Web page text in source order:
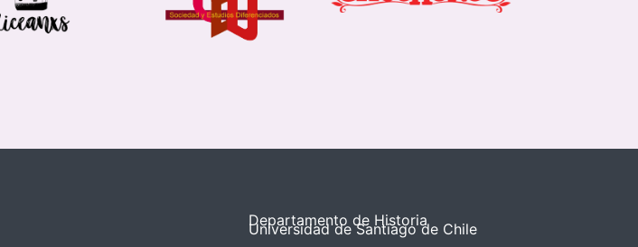
Departamento de Historia
Universidad de Santiago de Chile